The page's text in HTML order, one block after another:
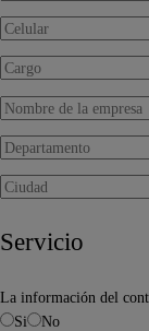
Servicio
La información del
Si
No